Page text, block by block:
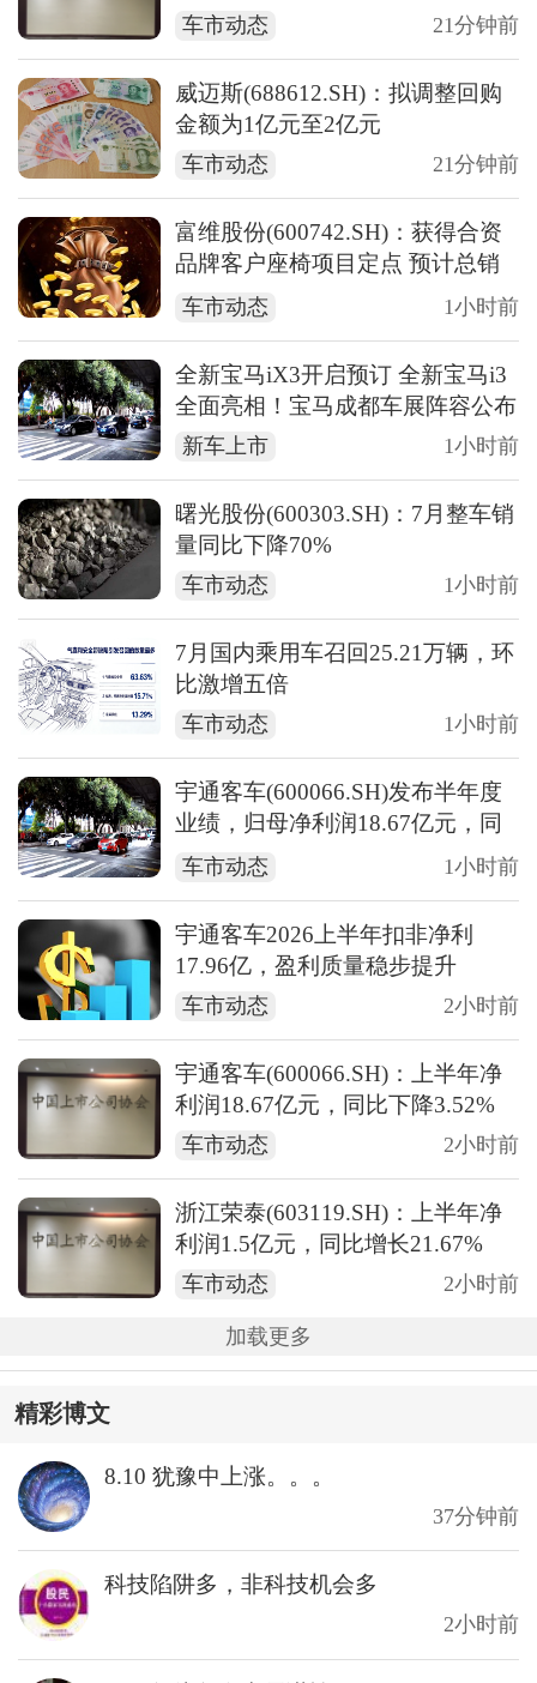
车市动态 21分钟前
威迈斯(688612.SH)：拟调整回购
金额为1亿元至2亿元
车市动态 21分钟前
富维股份(600742.SH)：获得合资
品牌客户座椅项目定点 预计总销
售金额约39.36亿元
车市动态 1小时前
全新宝马iX3开启预订 全新宝马i3
全面亮相！宝马成都车展阵容公布
新车上市 1小时前
曙光股份(600303.SH)：7月整车销
量同比下降70%
车市动态 1小时前
7月国内乘用车召回25.21万辆，环
比激增五倍
车市动态 1小时前
宇通客车(600066.SH)发布半年度
业绩，归母净利润18.67亿元，同
比下降3.52%
车市动态 1小时前
宇通客车2026上半年扣非净利
17.96亿，盈利质量稳步提升
车市动态 2小时前
宇通客车(600066.SH)：上半年净
利润18.67亿元，同比下降3.52%
车市动态 2小时前
浙江荣泰(603119.SH)：上半年净
利润1.5亿元，同比增长21.67%
车市动态 2小时前
加载更多
精彩博文
8.10 犹豫中上涨。。。
37分钟前
科技陷阱多，非科技机会多
2小时前